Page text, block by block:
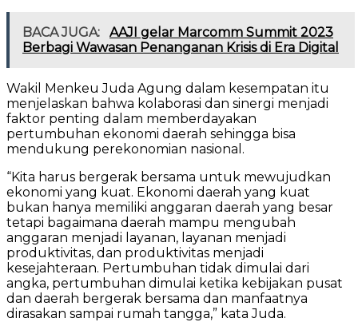
BACA JUGA:
AAJI gelar Marcomm Summit 2023
Berbagi Wawasan Penanganan Krisis di Era Digital
Wakil Menkeu Juda Agung dalam kesempatan itu
menjelaskan bahwa kolaborasi dan sinergi menjadi
faktor penting dalam memberdayakan
pertumbuhan ekonomi daerah sehingga bisa
mendukung perekonomian nasional.
“Kita harus bergerak bersama untuk mewujudkan
ekonomi yang kuat. Ekonomi daerah yang kuat
bukan hanya memiliki anggaran daerah yang besar
tetapi bagaimana daerah mampu mengubah
anggaran menjadi layanan, layanan menjadi
produktivitas, dan produktivitas menjadi
kesejahteraan. Pertumbuhan tidak dimulai dari
angka, pertumbuhan dimulai ketika kebijakan pusat
dan daerah bergerak bersama dan manfaatnya
dirasakan sampai rumah tangga,” kata Juda.